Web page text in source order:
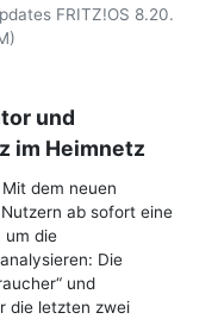
FRITZ!OS 8.20.
und
im Heimnetz
dem neuen
ab sofort eine
um die
Die
und
die letzten zwei